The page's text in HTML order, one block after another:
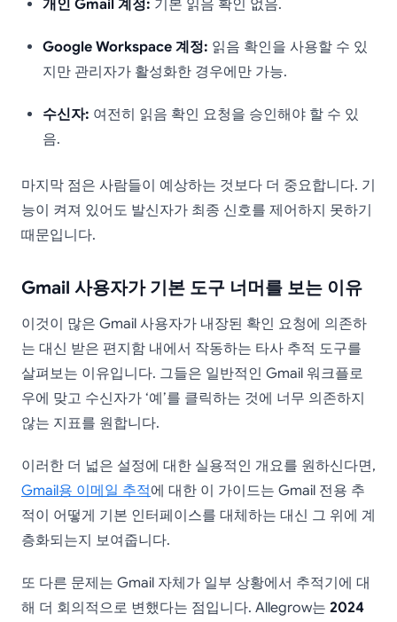
개인 Gmail 계정: 기본 읽음 확인 없음.
Google Workspace 계정: 읽음 확인을 사용할 수 있
지만 관리자가 활성화한 경우에만 가능.
수신자: 여전히 읽음 확인 요청을 승인해야 할 수 있
음.
마지막 점은 사람들이 예상하는 것보다 더 중요합니다. 기
능이 켜져 있어도 발신자가 최종 신호를 제어하지 못하기
때문입니다.
Gmail 사용자가 기본 도구 너머를 보는 이유
이것이 많은 Gmail 사용자가 내장된 확인 요청에 의존하
는 대신 받은 편지함 내에서 작동하는 타사 추적 도구를
살펴보는 이유입니다. 그들은 일반적인 Gmail 워크플로
우에 맞고 수신자가 ‘예’를 클릭하는 것에 너무 의존하지
않는 지표를 원합니다.
이러한 더 넓은 설정에 대한 실용적인 개요를 원하신다면,
Gmail용 이메일 추적에 대한 이 가이드는 Gmail 전용 추
적이 어떻게 기본 인터페이스를 대체하는 대신 그 위에 계
층화되는지 보여줍니다.
또 다른 문제는 Gmail 자체가 일부 상황에서 추적기에 대
해 더 회의적으로 변했다는 점입니다. Allegrow는 2024